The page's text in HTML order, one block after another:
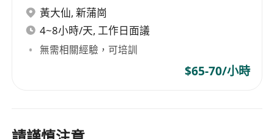
黃大仙, 新蒲崗
4~8小時/天, 工作日面議
無需相關經驗，可培訓
$65-70/小時